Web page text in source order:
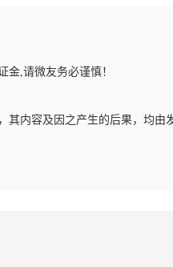
金,请微友务必谨慎！
其内容及因之产生的后果，均由